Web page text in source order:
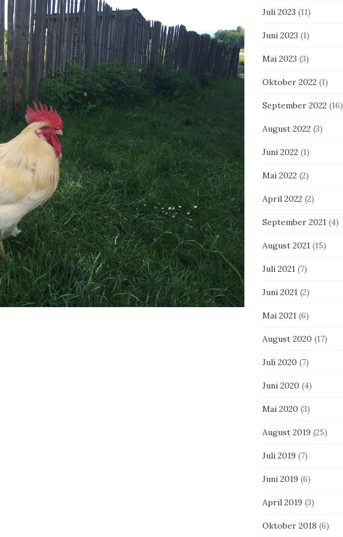
Juli 2023 (11)
Juni 2023 (1)
Mai 2023 (3)
Oktober 2022(1)
September 2022(16)
August 2022(3)
Juni 2022(1)
Mai 2022(2)
April 2022(2)
September 2021(4)
August 2021(15)
Juli 2021(7)
Juni 2021(2)
Mai 2021(6)
August 2020 (17)
Juli 2020 (7)
Juni 2020 (4)
Mai 2020 (3)
August 2019 (25)
Juli 2019 (7)
Juni 2019 (6)
April 2019 (3)
Oktober 2018 (6)